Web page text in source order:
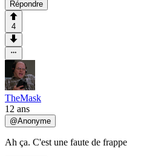
Répondre
4
TheMask
12 ans
@Anonyme
Ah ça. C'est une faute de frappe